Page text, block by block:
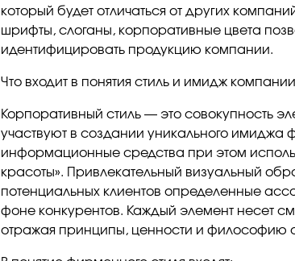
который будет отличаться от других
шрифты, слоганы, корпоративные цвета
идентифицировать продукцию компании.
Что входит в понятия стиль и имидж
Корпоративный стиль — это совокупность
участвуют в создании уникального имиджа
информационные средства при этом
красоты». Привлекательный визуальный
потенциальных клиентов определенные
фоне конкурентов. Каждый элемент несет
отражая принципы, ценности и философию